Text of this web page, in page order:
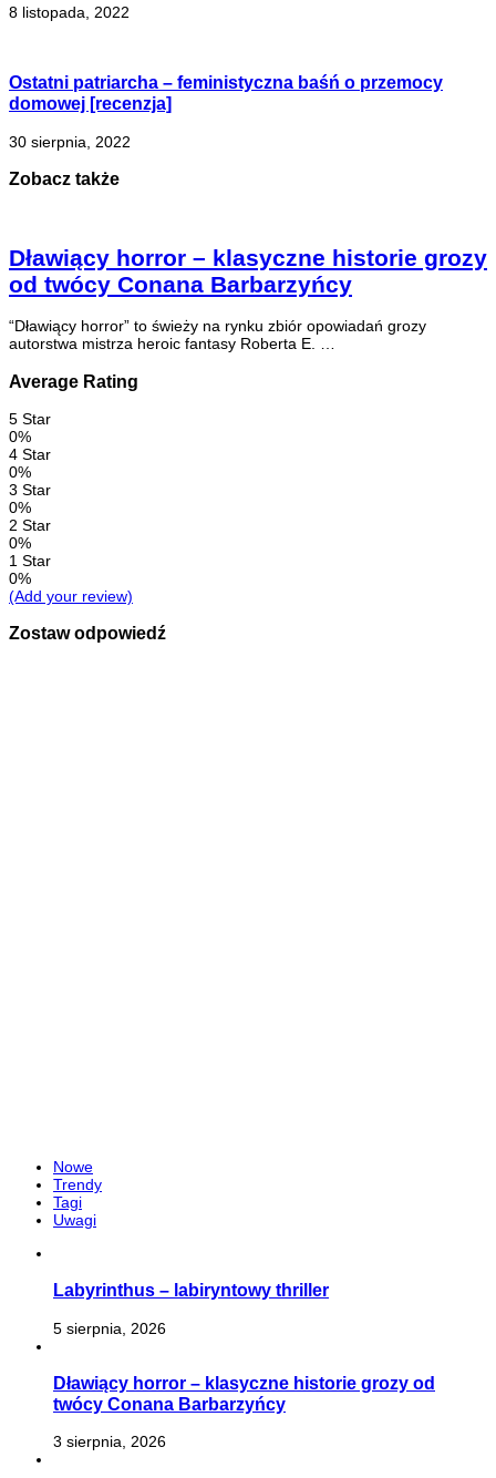
8 listopada, 2022
Ostatni patriarcha – feministyczna baśń o przemocy
domowej [recenzja]
30 sierpnia, 2022
Zobacz także
Dławiący horror – klasyczne historie grozy
od twócy Conana Barbarzyńcy
“Dławiący horror” to świeży na rynku zbiór opowiadań grozy
autorstwa mistrza heroic fantasy Roberta E. …
Average Rating
5 Star
0%
4 Star
0%
3 Star
0%
2 Star
0%
1 Star
0%
(Add your review)
Zostaw odpowiedź
Nowe
Trendy
Tagi
Uwagi
Labyrinthus – labiryntowy thriller
5 sierpnia, 2026
Dławiący horror – klasyczne historie grozy od
twócy Conana Barbarzyńcy
3 sierpnia, 2026